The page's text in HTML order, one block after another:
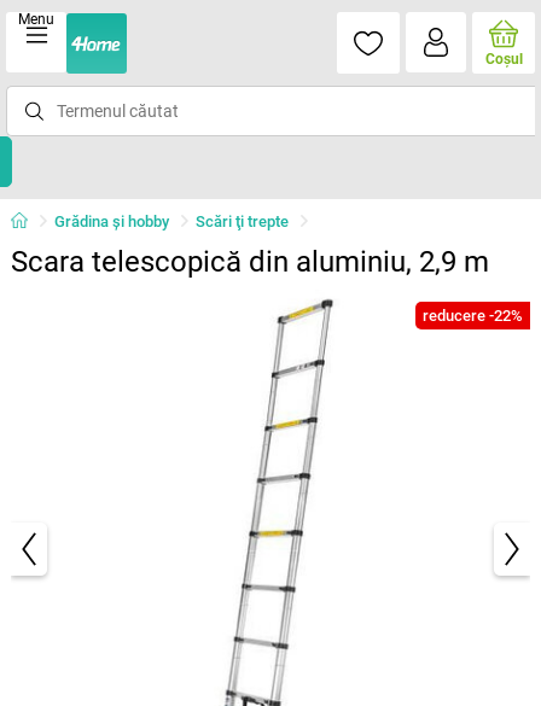
Menu
Coşul
Grădina şi hobby Scări ţi trepte
Scara telescopică din aluminiu, 2,9 m
reducere -22%